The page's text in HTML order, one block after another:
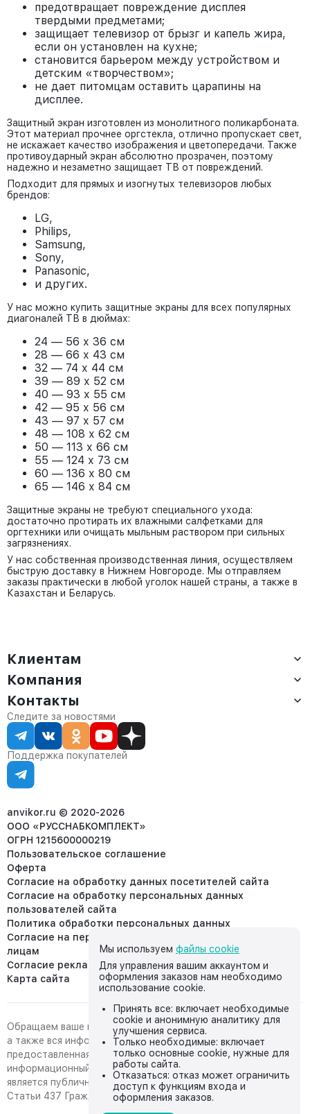
предотвращает повреждение дисплея
твердыми предметами;
защищает телевизор от брызг и капель жира,
если он установлен на кухне;
становится барьером между устройством и
детским «творчеством»;
не дает питомцам оставить царапины на
дисплее.
Защитный экран изготовлен из монолитного поликарбоната.
Этот материал прочнее оргстекла, отлично пропускает свет,
не искажает качество изображения и цветопередачи. Также
противоударный экран абсолютно прозрачен, поэтому
надежно и незаметно защищает ТВ от повреждений.
Подходит для прямых и изогнутых телевизоров любых
брендов:
LG,
Philips,
Samsung,
Sony,
Panasonic,
и других.
У нас можно купить защитные экраны для всех популярных
диагоналей ТВ в дюймах:
24 — 56 х 36 см
28 — 66 х 43 см
32 — 74 х 44 см
39 — 89 х 52 см
40 — 93 х 55 см
42 — 95 х 56 см
43 — 97 х 57 см
48 — 108 х 62 см
50 — 113 х 66 см
55 — 124 х 73 см
60 — 136 х 80 см
65 — 146 х 84 см
Защитные экраны не требуют специального ухода:
достаточно протирать их влажными салфетками для
оргтехники или очищать мыльным раствором при сильных
загрязнениях.
У нас собственная производственная линия, осуществляем
быструю доставку в Нижнем Новгороде. Мы отправляем
заказы практически в любой уголок нашей страны, а также в
Казахстан и Беларусь.
Клиентам
Доставка
Оплата
Сервис
Статус заказа
Статьи
Компания
О компании
Контакты
Партнёрам
Контакты
Отдел продаж:
8 (800) 234-22-62
corp@anvikor.ru
Ежедневно, с 7:00-19:00 (МСК)
Отдел рекламации:
8 (953) 455-25-61
Следите за новостями
Поддержка покупателей
anvikor.ru © 2020-2026
ООО «РУССНАБКОМПЛЕКТ»
ОГРН 1215600000219
Пользовательское соглашение
Оферта
Согласие на обработку данных посетителей сайта
Согласие на обработку персональных данных
пользователей сайта
Политика обработки персональных данных
Согласие на передачу персональных данных третьим
лицам
Согласие реклама
Карта сайта
Обращаем ваше внимание на то, что данный интернет-сайт,
а также вся информация о товарах и ценах,
предоставленная на нём, носит исключительно
информационный характер и ни при каких условиях не
является публичной офертой, определяемой положениями
Статьи 437 Гражданского кодекса Российской Федерации.
Мы используем файлы cookie
Для управления вашим аккаунтом и
оформления заказов нам необходимо
использование cookie.
Принять все: включает необходимые
cookie и анонимную аналитику для
улучшения сервиса.
Только необходимые: включает
только основные cookie, нужные для
работы сайта.
Отказаться: отказ может ограничить
доступ к функциям входа и
оформления заказов.